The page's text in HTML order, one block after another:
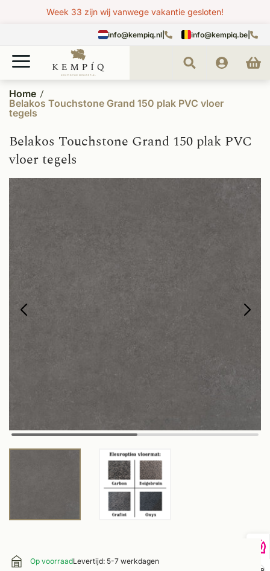
Week 33 zijn wij vanwege vakantie gesloten!
info@kempiq.nl info@kempiq.be
Home
Belakos Touchstone Grand 150 plak PVC vloer
tegels
Belakos Touchstone Grand 150 plak PVC
vloer tegels
Op voorraadLevertijd: 5-7 werkdagen